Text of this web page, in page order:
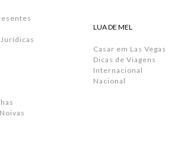
LUA DE MEL
Casar em Las Vegas
Dicas de Viagens
Internacional
Nacional